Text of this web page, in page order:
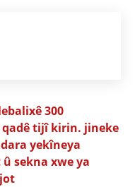
300
qadê tijî kirin. jineke
yekîneya
sekna xwe ya